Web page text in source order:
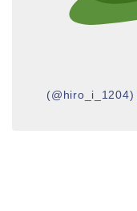
(@hiro_i_1204)